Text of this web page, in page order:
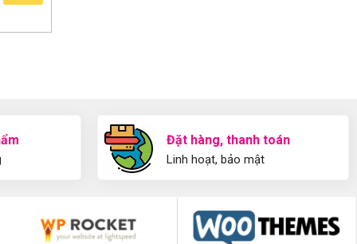
Đặt hàng, thanh toán
Linh hoạt, bảo mật